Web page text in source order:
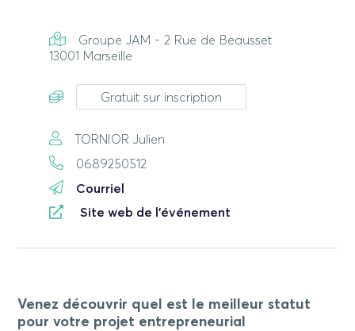
Groupe JAM - 2 Rue de Beausset
13001 Marseille
Gratuit sur inscription
TORNIOR Julien
0689250512
Courriel
Site web de l'événement
Venez découvrir quel est le meilleur statut
pour votre projet entrepreneurial